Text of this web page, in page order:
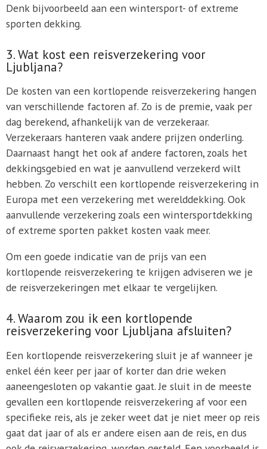
Denk bijvoorbeeld aan een wintersport- of extreme
sporten dekking.
3. Wat kost een reisverzekering voor
Ljubljana?
De kosten van een kortlopende reisverzekering hangen
van verschillende factoren af. Zo is de premie, vaak per
dag berekend, afhankelijk van de verzekeraar.
Verzekeraars hanteren vaak andere prijzen onderling.
Daarnaast hangt het ook af andere factoren, zoals het
dekkingsgebied en wat je aanvullend verzekerd wilt
hebben. Zo verschilt een kortlopende reisverzekering in
Europa met een verzekering met werelddekking. Ook
aanvullende verzekering zoals een wintersportdekking
of extreme sporten pakket kosten vaak meer.
Om een goede indicatie van de prijs van een
kortlopende reisverzekering te krijgen adviseren we je
de reisverzekeringen met elkaar te vergelijken.
4. Waarom zou ik een kortlopende
reisverzekering voor Ljubljana afsluiten?
Een kortlopende reisverzekering sluit je af wanneer je
enkel één keer per jaar of korter dan drie weken
aaneengesloten op vakantie gaat. Je sluit in de meeste
gevallen een kortlopende reisverzekering af voor een
specifieke reis, als je zeker weet dat je niet meer op reis
gaat dat jaar of als er andere eisen aan de reis, en dus